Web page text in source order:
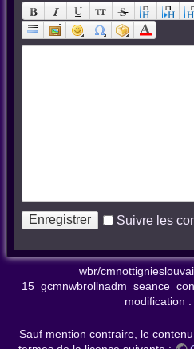
Suivre les
wbr/
modification :
Sauf mention contraire, le